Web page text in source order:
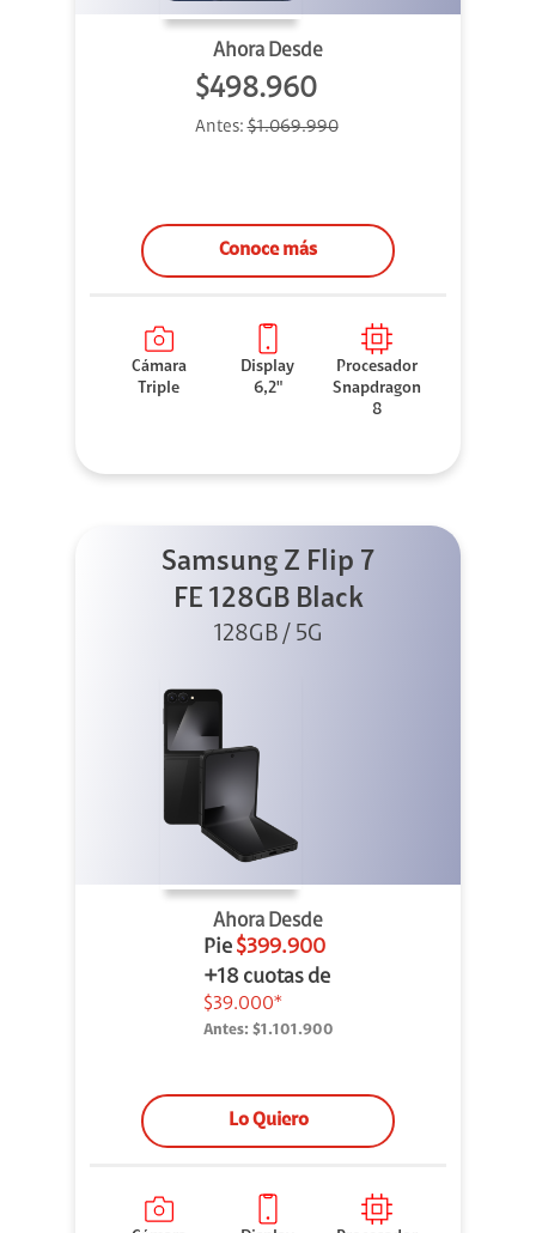
Ahora Desde
$498.960
Antes:$1.069.990
Conoce más
Cámara
Triple
Display
6,2"
Procesador
Snapdragon
8
Samsung Z Flip 7
FE 128GB Black
128GB / 5G
Ahora Desde
Pie $399.900
+18 cuotas de
$39.000*
Antes: $1.101.900
Lo Quiero